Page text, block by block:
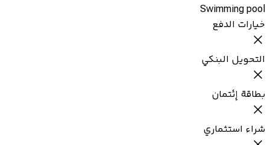
Swimming pool
خيارات الدفع
التحويل البنكي
بطاقة إئتمان
شراء استثماري